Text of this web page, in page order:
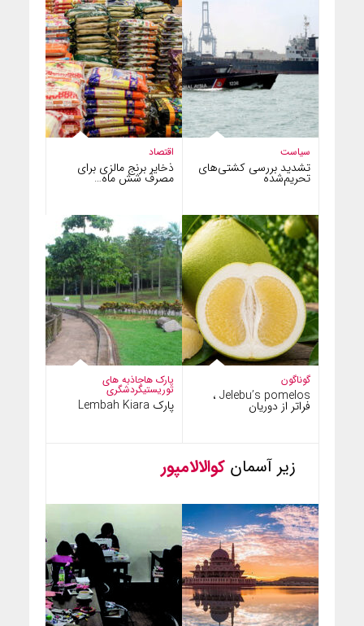
اقتصاد
ذخایر برنج مالزی برای
مصرف شش ماه…
سیاست
تشدید بررسی کشتی‌های
تحریم‌شده
پارک هاجاذبه های
توریستیگردشگری
پارک Lembah Kiara
گوناگون
Jelebu’s pomelos ،
فراتر از دوریان
زیر آسمان کوالالامپور